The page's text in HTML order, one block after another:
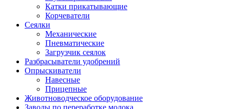
Катки прикатывающие
Корчеватели
Сеялки
Механические
Пневматические
Загрузчик сеялок
Разбрасыватели удобрений
Опрыскиватели
Навесные
Прицепные
Животноводческое оборудование
Заводы по переработке молока